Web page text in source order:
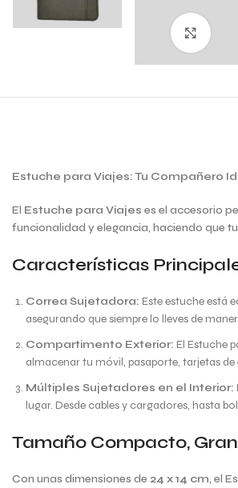
Estuche para Viajes: Tu Compañero
El Estuche para Viajes es el accesorio
funcionalidad y elegancia, haciendo que
Características
Correa Sujetadora: Este estuche está
asegurando que siempre lo lleves de
Compartimento Exterior: El Estuche
almacenar tu móvil, pasaporte, tarjetas
Múltiples Sujetadores en el Interior:
lugar. Desde cables y cargadores, hasta
Tamaño Compacto,
Con unas dimensiones de 24 x 14 cm, el